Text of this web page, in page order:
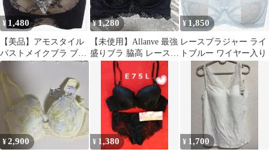
ス 谷間 盛り 盛れる ブ
ラショーツ セット ラン
ジェリー インナー 下着
美盛 #005
¥ 1,480
【美品】アモスタイル
バストメイクブラ ブラ
ック E70 レース 黒 新
品
¥1,280
【未使用】Allanve 最強
盛りブラ 脇高 レース
ブラック 70B 70C
¥ 1,850
レースブラジャー ライ
トブルー ワイヤー入り
¥2,900 ¥ 1,380 ¥ 1,700